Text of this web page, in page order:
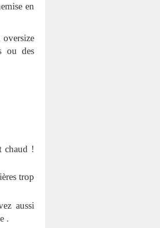
en
ou des
chaud !
trop
aussi
.